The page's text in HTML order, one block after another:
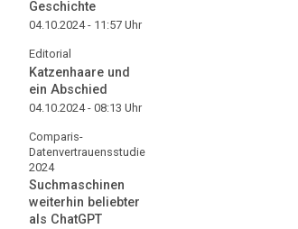
Geschichte
04.10.2024 - 11:57 Uhr
Editorial
Katzenhaare und
ein Abschied
04.10.2024 - 08:13 Uhr
Comparis-
Datenvertrauensstudie
2024
Suchmaschinen
weiterhin beliebter
als ChatGPT